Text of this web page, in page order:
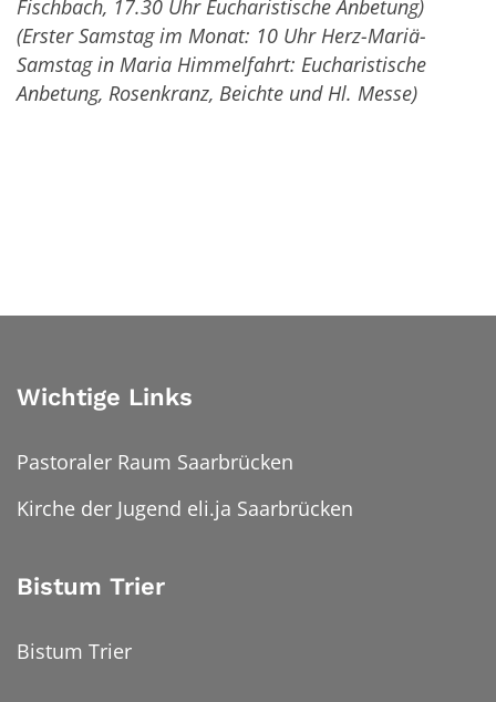
Fischbach, 17.30 Uhr Eucharistische Anbetung)
(Erster Samstag im Monat: 10 Uhr Herz-Mariä-
Samstag in Maria Himmelfahrt: Eucharistische
Anbetung, Rosenkranz, Beichte und Hl. Messe)
Wichtige Links
Pastoraler Raum Saarbrücken
Kirche der Jugend eli.ja Saarbrücken
Bistum Trier
Bistum Trier